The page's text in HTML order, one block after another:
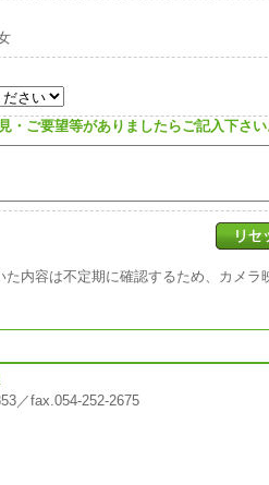
・ご要望等がありましたらご記入下さ
内容は不定期に確認するため、カメ
／fax.054-252-2675